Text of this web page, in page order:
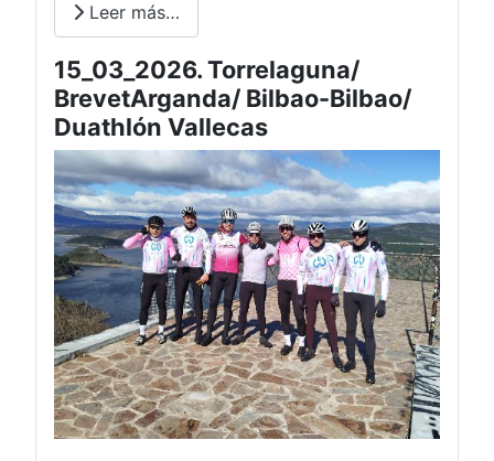
Leer más…
15_03_2026. Torrelaguna/
BrevetArganda/ Bilbao-Bilbao/
Duathlón Vallecas